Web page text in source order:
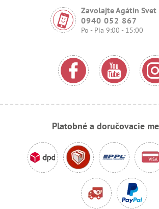
Zavolajte Agátin Svet
0940 052 867
Po - Pia 9:00 - 15:00
Platobné a doručovacie